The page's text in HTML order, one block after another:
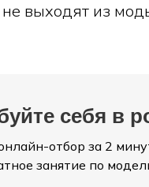
выходят из
себя в
отбор за 2
занятие по